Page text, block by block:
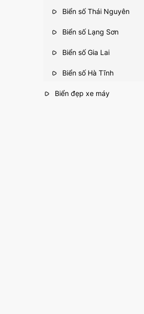
Biển số Thái Nguyên
Biển số Lạng Sơn
Biển số Gia Lai
Biển số Hà Tĩnh
Biển đẹp xe máy